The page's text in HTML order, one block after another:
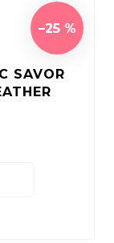
–25 %
SAVOR